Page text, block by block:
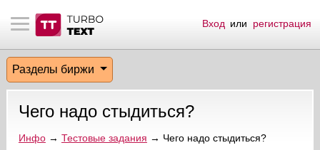
материалы
биржи
пользователи
сообщения
по форуму
Вход или регистрация
Разделы биржи
Чего надо стыдиться?
Инфо→ Тестовые задания → Чего надо стыдиться?